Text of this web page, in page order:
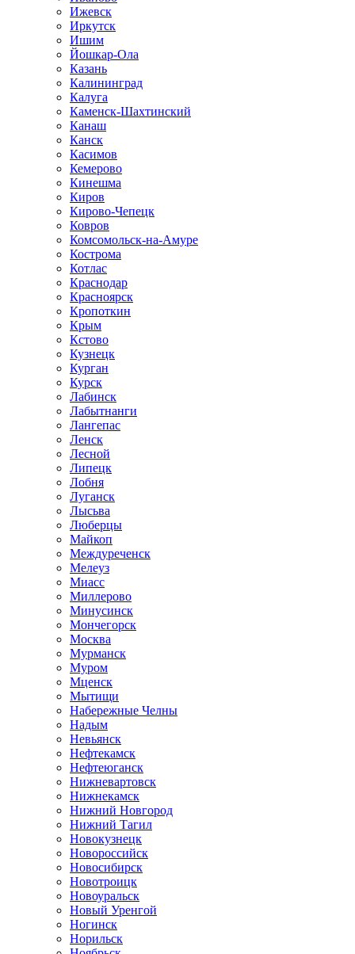
Ижевск
Иркутск
Ишим
Йошкар-Ола
Казань
Калининград
Калуга
Каменск-Шахтинский
Канаш
Канск
Касимов
Кемерово
Кинешма
Киров
Кирово-Чепецк
Ковров
Комсомольск-на-Амуре
Кострома
Котлас
Краснодар
Красноярск
Кропоткин
Крым
Кстово
Кузнецк
Курган
Курск
Лабинск
Лабытнанги
Лангепас
Ленск
Лесной
Липецк
Лобня
Луганск
Лысьва
Люберцы
Майкоп
Междуреченск
Мелеуз
Миасс
Миллерово
Минусинск
Мончегорск
Москва
Мурманск
Муром
Мценск
Мытищи
Набережные Челны
Надым
Невьянск
Нефтекамск
Нефтеюганск
Нижневартовск
Нижнекамск
Нижний Новгород
Нижний Тагил
Новокузнецк
Новороссийск
Новосибирск
Новотроицк
Новоуральск
Новый Уренгой
Ногинск
Норильск